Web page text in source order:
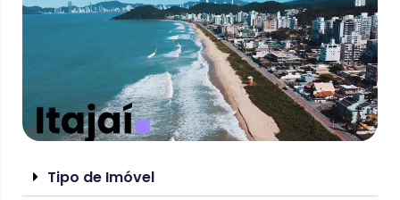
Tipo de Imóvel